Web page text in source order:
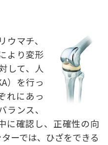
マチ、
より変形
して、人
）を行っ
れにあっ
ンス、
に確認し、正確性の向
ーでは、ひざをできる